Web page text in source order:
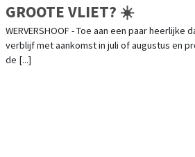
GROOTE VLIET? ☀️
WERVERSHOOF - Toe aan een paar heerlijke
verblijf met aankomst in juli of augustus en
de [...]